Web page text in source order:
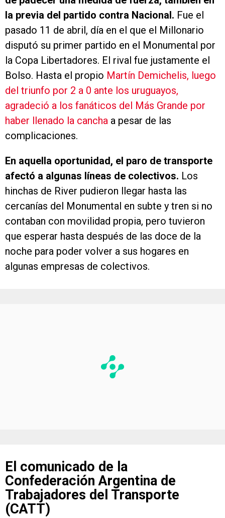
la previa del partido contra Nacional. Fue el
pasado 11 de abril, día en el que el Millonario
disputó su primer partido en el Monumental por
la Copa Libertadores. El rival fue justamente el
Bolso. Hasta el propio Martín Demichelis, luego
del triunfo por 2 a 0 ante los uruguayos,
agradeció a los fanáticos del Más Grande por
haber llenado la cancha a pesar de las
complicaciones.
En aquella oportunidad, el paro de transporte
afectó a algunas líneas de colectivos. Los
hinchas de River pudieron llegar hasta las
cercanías del Monumental en subte y tren si no
contaban con movilidad propia, pero tuvieron
que esperar hasta después de las doce de la
noche para poder volver a sus hogares en
algunas empresas de colectivos.
El comunicado de la
Confederación Argentina de
Trabajadores del Transporte
(CATT)